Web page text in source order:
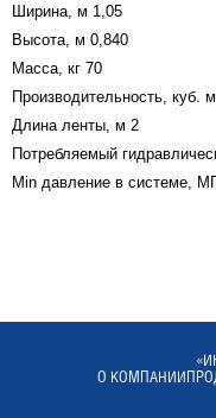
Ширина, м 1,05
Высота, м 0,840
Масса, кг 70
Производительность, куб.
Длина ленты, м 2
Потребляемый
Min давление в системе,
O КОМПАНИИ